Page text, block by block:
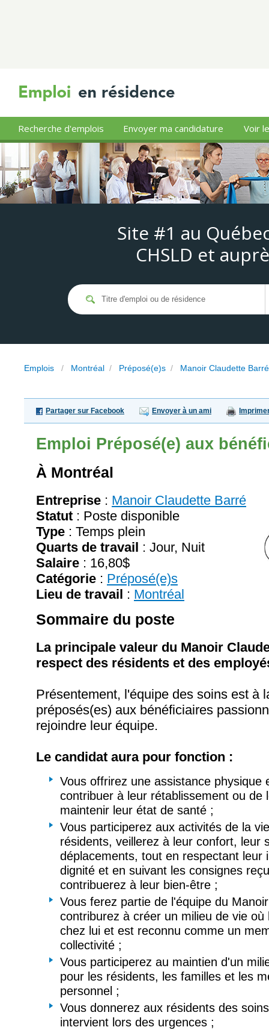
Recherche d'emplois Envoyer ma candidature Voir
Site #1 au
CHSLD et
Emplois / Montréal / Préposé(e)s / Manoir Claudette Barré
Partager sur Facebook Envoyer à un ami
Emploi Préposé(e) aux
À Montréal
Entreprise : Manoir Claudette Barré
Statut : Poste disponible
Type : Temps plein
Quarts de travail : Jour, Nuit
Salaire : 16,80$
Catégorie : Préposé(e)s
Lieu de travail : Montréal
Sommaire du poste
La principale valeur du Manoir
respect des résidents et des
Présentement, l'équipe des soins est à
préposés(es) aux bénéficiaires
rejoindre leur équipe.
Le candidat aura pour fonction :
Vous offrirez une assistance physique
contribuer à leur rétablissement ou de
maintenir leur état de santé ;
Vous participerez aux activités de la
résidents, veillerez à leur confort, leur
déplacements, tout en respectant leur
dignité et en suivant les consignes
contribuerez à leur bien-être ;
Vous ferez partie de l'équipe du
contriburez à créer un milieu de vie
chez lui et est reconnu comme un
collectivité ;
Vous participerez au maintien d'un
pour les résidents, les familles et les
personnel ;
Vous donnerez aux résidents des
intervient lors des urgences ;